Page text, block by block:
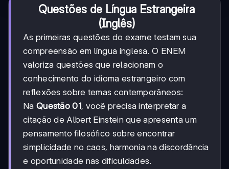
Questões de Língua Estrangeira
(Inglês)
As primeiras questões do exame testam sua
compreensão em língua inglesa. O ENEM
valoriza questões que relacionam o
conhecimento do idioma estrangeiro com
reflexões sobre temas contemporâneos:
Na Questão 01, você precisa interpretar a
citação de Albert Einstein que apresenta um
pensamento filosófico sobre encontrar
simplicidade no caos, harmonia na discordância
e oportunidade nas dificuldades.